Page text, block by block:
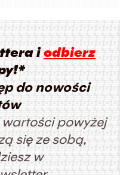
iodbierz
do nowości
powyżej
się ze sobą,
w